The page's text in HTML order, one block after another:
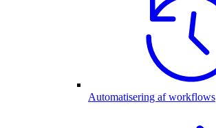
Automatisering af workflows